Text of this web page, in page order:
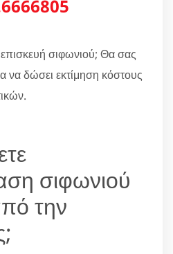
σιφωνιού; Θα σας
να δώσει εκτίμηση κόστους
σιφωνιού
την